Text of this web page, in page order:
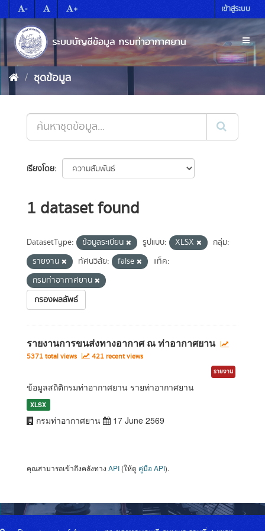
to
content
- + เข้าสู่ระบบ
ชุดข้อมูล
เรียงโดย
1 dataset found
DatasetType: ข้อมูลระเบียน รูปแบบ: XLSX
กลุ่ม:
รายงาน
ทัศนวิสัย: false
แท็ค:
กรมท่าอากาศยาน
กรองผลลัพธ์
รายงานการขนส่งทางอากาศ ณ ท่าอากาศยาน
5371 total views 421 recent views
รายงาน
ข้อมูลสถิติกรมท่าอากาศยาน รายท่าอากาศยาน
XLSX
กรมท่าอากาศยาน 17 June 2569
คุณสามารถเข้าถึงคลังทาง API (ให้ดู คู่มือ API).